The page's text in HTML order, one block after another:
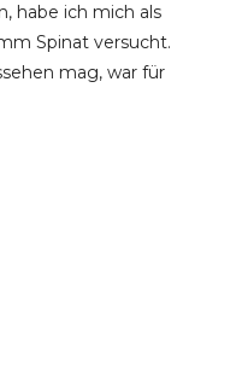
habe ich mich als
Spinat versucht.
mag, war für